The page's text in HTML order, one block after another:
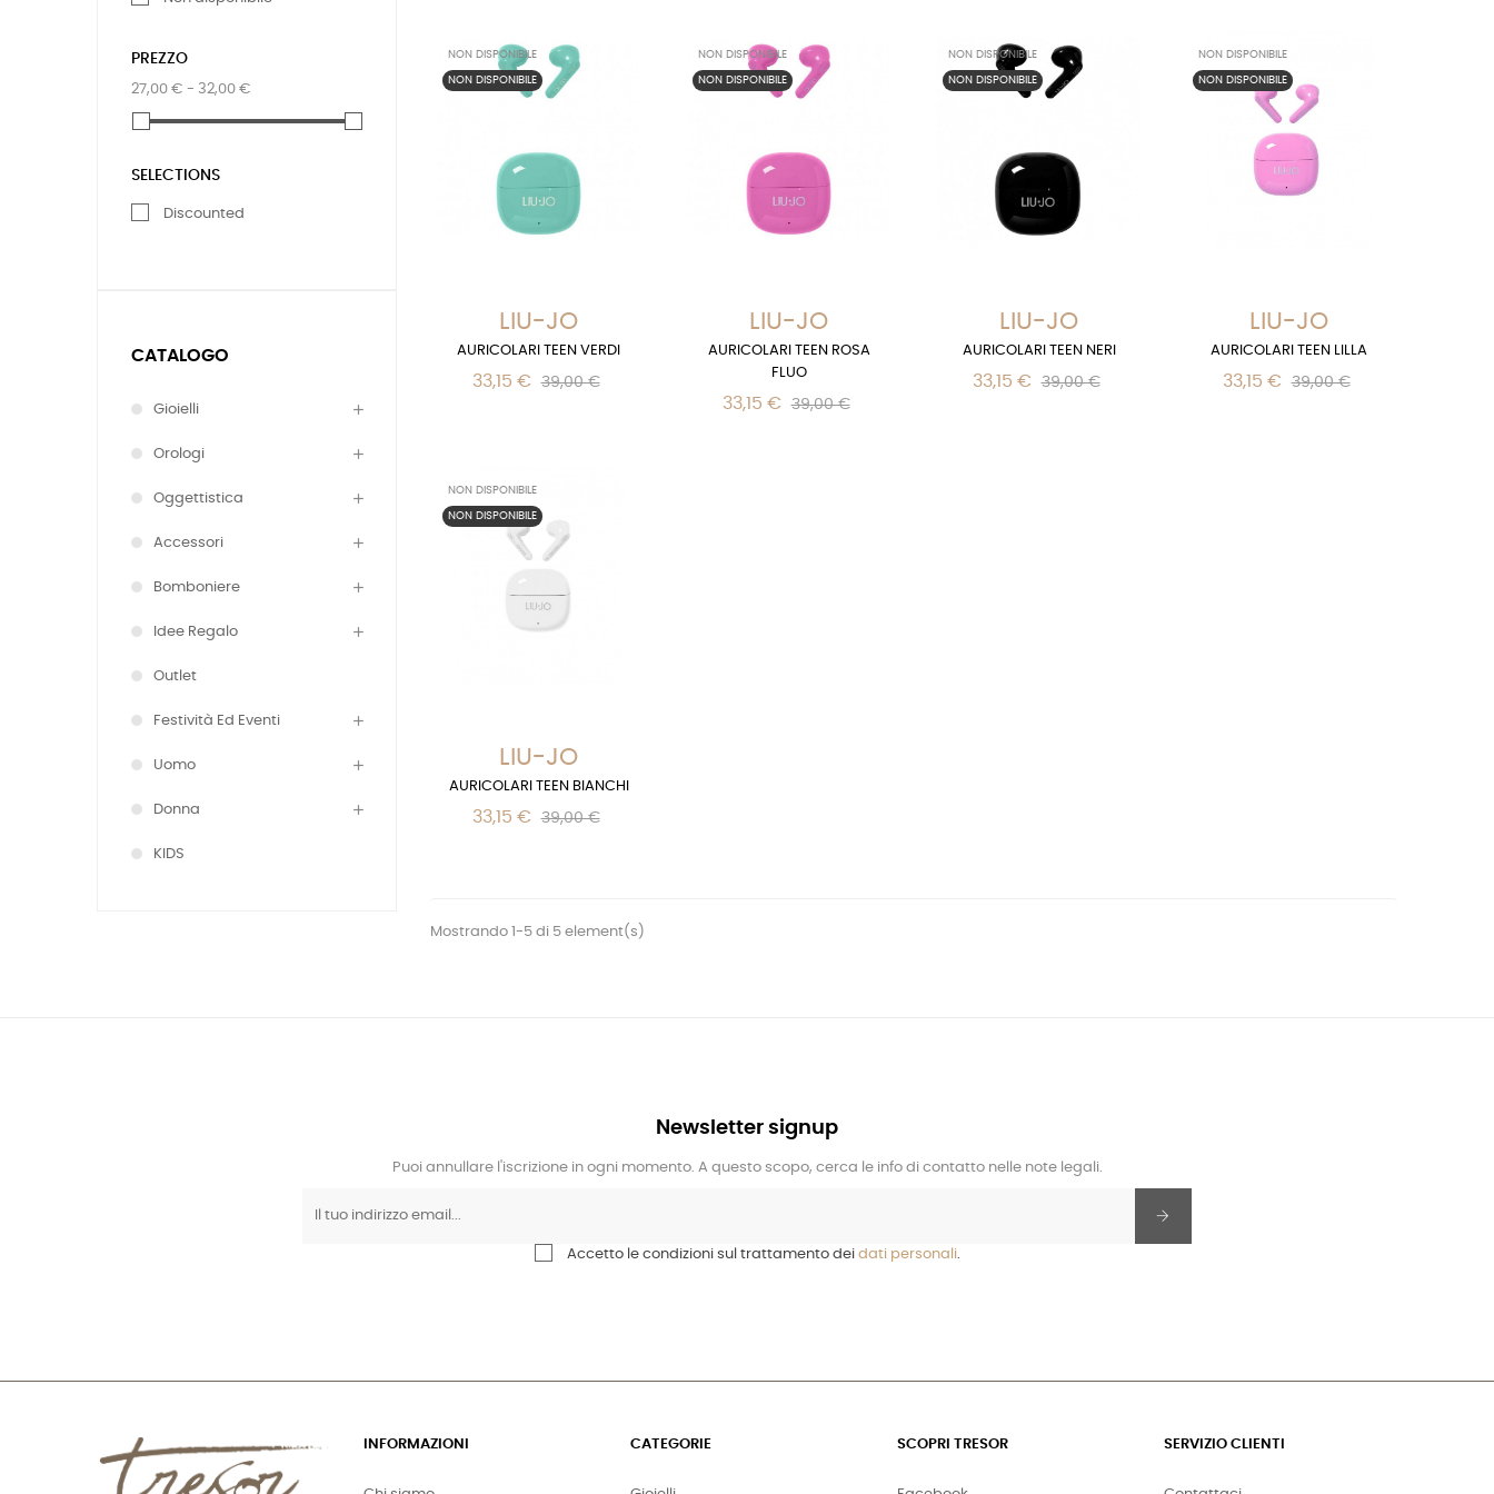
PREZZO
27,00 € - 32,00 €
SELECTIONS
Discounted
CATALOGO
Gioielli
Orologi
Oggettistica
Accessori
Bomboniere
Idee Regalo
Outlet
Festività Ed Eventi
Uomo
Donna
KIDS
NON DISPONIBILE
NON DISPONIBILE
LIU-JO
AURICOLARI TEEN VERDI
33,15 € 39,00 €
NON DISPONIBILE
NON DISPONIBILE
LIU-JO
AURICOLARI TEEN ROSA
FLUO
33,15 € 39,00 €
NON DISPONIBILE
NON DISPONIBILE
LIU-JO
AURICOLARI TEEN NERI
33,15 € 39,00 €
NON DISPONIBILE
NON DISPONIBILE
LIU-JO
AURICOLARI TEEN LILLA
33,15 € 39,00 €
NON DISPONIBILE
NON DISPONIBILE
LIU-JO
AURICOLARI TEEN BIANCHI
33,15 € 39,00 €
Mostrando 1-5 di 5 element(s)
Newsletter signup
Puoi annullare l'iscrizione in ogni momento. A questo scopo, cerca le info di contatto nelle note legali.
Accetto le condizioni sul trattamento dei dati personali.
INFORMAZIONI CATEGORIE SCOPRI TRESOR SERVIZIO CLIENTI